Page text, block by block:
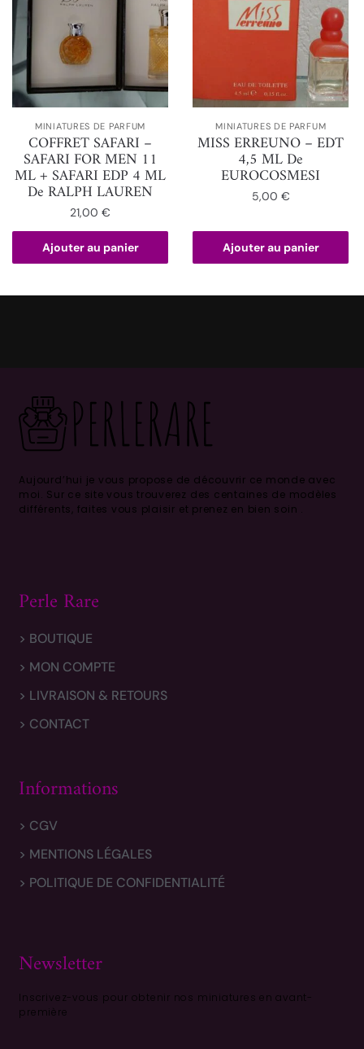
MINIATURES DE PARFUM
COFFRET SAFARI –
SAFARI FOR MEN 11
ML + SAFARI EDP 4 ML
De RALPH LAUREN
21,00€
Ajouter au panier
MINIATURES DE PARFUM
MISS ERREUNO – EDT
4,5 ML De
EUROCOSMESI
5,00 €
Ajouter au panier
Aujourd’hui je vous propose de découvrir ce monde avec
moi. Sur ce site vous trouverez des centaines de modèles
différents, faites vous plaisir et prenez en bien soin .
Perle Rare
> BOUTIQUE
> MON COMPTE
> LIVRAISON & RETOURS
> CONTACT
Informations
> CGV
> MENTIONS LÉGALES
> POLITIQUE DE CONFIDENTIALITÉ
Newsletter
Inscrivez-vous pour obtenir nos miniatures en avant-
première